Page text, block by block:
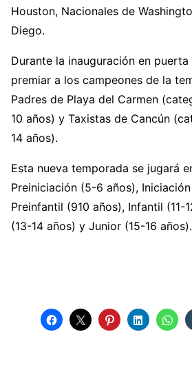
Houston, Nacionales de
Diego.
Durante la inauguración en
premiar a los campeones de la
Padres de Playa del Carmen
10 años) y Taxistas de Cancún
14 años).
Esta nueva temporada se jugará
Preiniciación (5-6 años),
Preinfantil (910 años), Infantil (11-
(13-14 años) y Junior (15-16 años).